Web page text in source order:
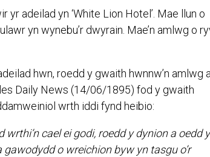
adeilad yn ‘White Lion Hotel’. Mae llun o
yn wynebu’r dwyrain. Mae’n amlwg o
hwn, roedd y gwaith hwnnw’n amlwg
Daily News (14/06/1895) fod y gwaith
wrth iddi fynd heibio:
wrthi’n cael ei godi, roedd y dynion a oedd
o wreichion byw yn tasgu o’r